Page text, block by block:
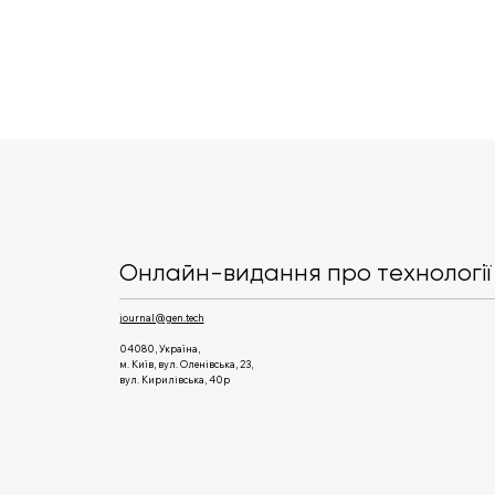
Claude
Онлайн-видання про
journal@gen.tech
04080, Україна,
м. Київ, вул. Оленівська, 23,​
вул. Кирилівська, 40р